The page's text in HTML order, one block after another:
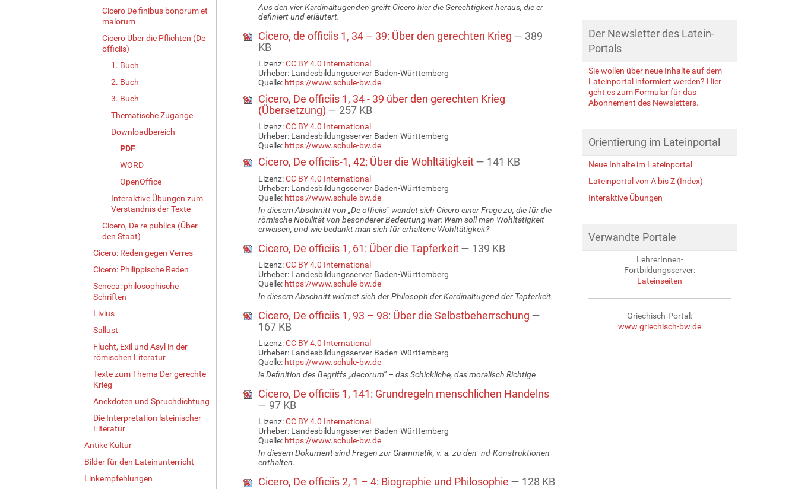
Cicero De finibus bonorum et
malorum
Cicero Über die Pflichten (De
officiis)
1. Buch
2. Buch
3. Buch
Thematische Zugänge
Downloadbereich
PDF
WORD
OpenOffice
Interaktive Übungen zum
Verständnis der Texte
Cicero, De re publica (Über
den Staat)
Cicero: Reden gegen Verres
Cicero: Philippische Reden
Seneca: philosophische
Schriften
Livius
Sallust
Flucht, Exil und Asyl in der
römischen Literatur
Texte zum Thema Der gerechte
Krieg
Anekdoten und Spruchdichtung
Die Interpretation lateinischer
Literatur
Antike Kultur
Bilder für den Lateinunterricht
Linkempfehlungen
Aus den vier Kardinaltugenden greift Cicero hier die Gerechtigkeit heraus, die er
definiert und erläutert.
Cicero, de officiis 1, 34 – 39: Über den gerechten Krieg — 389
KB
Lizenz:CC BY 4.0 International
Urheber: Landesbildungsserver Baden-Württemberg
Quelle: https://www.schule-bw.de
Cicero, De officiis 1, 34 - 39 über den gerechten Krieg
(Übersetzung) — 257 KB
Lizenz:CC BY 4.0 International
Urheber: Landesbildungsserver Baden-Württemberg
Quelle: https://www.schule-bw.de
Cicero, De officiis-1, 42: Über die Wohltätigkeit— 141 KB
Lizenz:CC BY 4.0 International
Urheber: Landesbildungsserver Baden-Württemberg
Quelle: https://www.schule-bw.de
In diesem Abschnitt von „De officiis“ wendet sich Cicero einer Frage zu, die für die
römische Nobilität von besonderer Bedeutung war: Wem soll man Wohltätigkeit
erweisen, und wie bedankt man sich für erhaltene Wohltätigkeit?
Cicero, De officiis 1, 61: Über die Tapferkeit— 139 KB
Lizenz:CC BY 4.0 International
Urheber: Landesbildungsserver Baden-Württemberg
Quelle: https://www.schule-bw.de
In diesem Abschnitt widmet sich der Philosoph der Kardinaltugend der Tapferkeit.
Cicero, De officiis 1, 93 – 98: Über die Selbstbeherrschung —
167 KB
Lizenz:CC BY 4.0 International
Urheber: Landesbildungsserver Baden-Württemberg
Quelle: https://www.schule-bw.de
ie Definition des Begriffs „decorum“ – das Schickliche, das moralisch Richtige
Cicero, De officiis 1, 141: Grundregeln menschlichen Handelns
— 97 KB
Lizenz:CC BY 4.0 International
Urheber: Landesbildungsserver Baden-Württemberg
Quelle: https://www.schule-bw.de
In diesem Dokument sind Fragen zur Grammatik, v. a. zu den -nd-Konstruktionen
enthalten.
Cicero, De officiis 2, 1 – 4: Biographie und Philosophie — 128 KB
Der Newsletter des Latein-
Portals
Sie wollen über neue Inhalte auf dem
Lateinportal informiert werden? Hier
geht es zum Formular für das
Abonnement des Newsletters.
Orientierung im Lateinportal
Neue Inhalte im Lateinportal
Lateinportal von A bis Z (Index)
Interaktive Übungen
Verwandte Portale
LehrerInnen-
Fortbildungsserver:
Lateinseiten
Griechisch-Portal:
www.griechisch-bw.de